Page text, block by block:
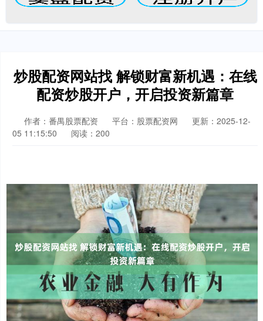
炒股配资网站找 解锁财富新机遇：在线
配资炒股开户，开启投资新篇章
作者：番禺股票配资 平台：股票配资网
更新：2025-12-
05 11:15:50
阅读：200